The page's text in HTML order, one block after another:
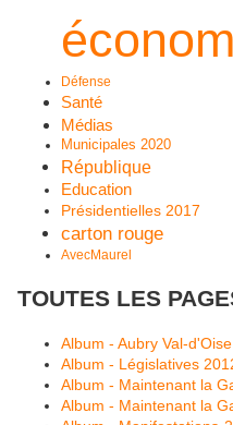
Défense
Santé
Médias
Municipales 2020
République
Education
Présidentielles 2017
carton rouge
AvecMaurel
TOUTES LES
Album - Aubry Val-
Album - Législatives
Album - Maintenant la
Album - Maintenant la